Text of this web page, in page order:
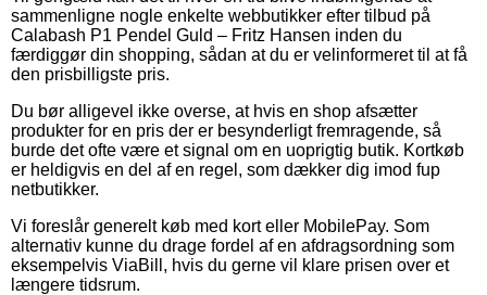
sammenligne nogle enkelte webbutikker efter tilbud på
Calabash P1 Pendel Guld – Fritz Hansen inden du
færdiggør din shopping, sådan at du er velinformeret til at få
den prisbilligste pris.
Du bør alligevel ikke overse, at hvis en shop afsætter
produkter for en pris der er besynderligt fremragende, så
burde det ofte være et signal om en uoprigtig butik. Kortkøb
er heldigvis en del af en regel, som dækker dig imod fup
netbutikker.
Vi foreslår generelt køb med kort eller MobilePay. Som
alternativ kunne du drage fordel af en afdragsordning som
eksempelvis ViaBill, hvis du gerne vil klare prisen over et
længere tidsrum.